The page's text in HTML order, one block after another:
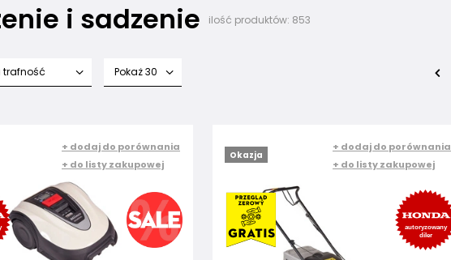
i sadzenie ilość produktów: 853
trafność Pokaż 30
+ dodaj do porównania
+ do listy zakupowej
Okazja
+ dodaj do porównania
+ do listy zakupowej